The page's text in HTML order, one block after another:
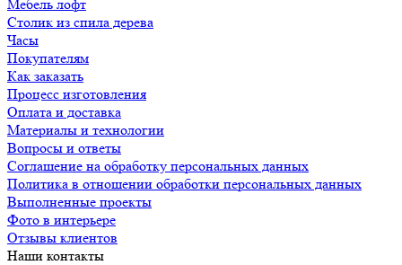
Мебель лофт
Столик из спила дерева
Часы
Покупателям
Как заказать
Процесс изготовления
Оплата и доставка
Материалы и технологии
Вопросы и ответы
Соглашение на обработку персональных данных
Политика в отношении обработки персональных данных
Выполненные проекты
Фото в интерьере
Отзывы клиентов
Наши контакты